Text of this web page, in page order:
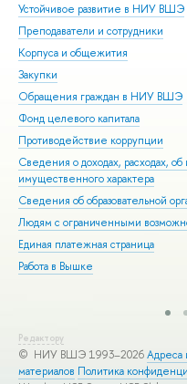
Устойчивое развитие в НИУ ВШЭ
Преподаватели и сотрудники
Корпуса и общежития
Закупки
Обращения граждан в НИУ ВШЭ
Фонд целевого капитала
Противодействие коррупции
Сведения о доходах, расходах,
имущественного характера
Сведения об образовательной
Людям с ограниченными
Единая платежная страница
Работа в Вышке
Редактору
© НИУ ВШЭ 1993–2026Адреса
материалов Политика